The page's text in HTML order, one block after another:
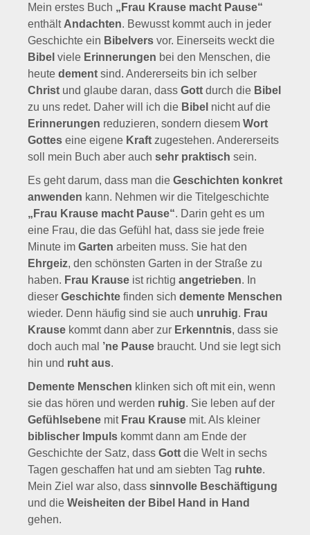
Mein erstes Buch „Frau Krause macht Pause“
enthält Andachten. Bewusst kommt auch in jeder
Geschichte ein Bibelvers vor. Einerseits weckt die
Bibel viele Erinnerungen bei den Menschen, die
heute dement sind. Andererseits bin ich selber
Christ und glaube daran, dass Gott durch die Bibel
zu uns redet. Daher will ich die Bibel nicht auf die
Erinnerungen reduzieren, sondern diesem Wort
Gottes eine eigene Kraft zugestehen. Andererseits
soll mein Buch aber auch sehr praktisch sein.
Es geht darum, dass man die Geschichten konkret
anwenden kann. Nehmen wir die Titelgeschichte
„Frau Krause macht Pause“. Darin geht es um
eine Frau, die das Gefühl hat, dass sie jede freie
Minute im Garten arbeiten muss. Sie hat den
Ehrgeiz, den schönsten Garten in der Straße zu
haben. Frau Krause ist richtig angetrieben. In
dieser Geschichte finden sich demente Menschen
wieder. Denn häufig sind sie auch unruhig. Frau
Krause kommt dann aber zur Erkenntnis, dass sie
doch auch mal ’ne Pause braucht. Und sie legt sich
hin und ruht aus.
Demente Menschen klinken sich oft mit ein, wenn
sie das hören und werden ruhig. Sie leben auf der
Gefühlsebene mit Frau Krause mit. Als kleiner
biblischer Impuls kommt dann am Ende der
Geschichte der Satz, dass Gott die Welt in sechs
Tagen geschaffen hat und am siebten Tag ruhte.
Mein Ziel war also, dass sinnvolle Beschäftigung
und die Weisheiten der Bibel
Hand in Hand
gehen.